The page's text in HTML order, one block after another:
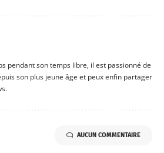
pendant son temps libre, il est passionné de
son plus jeune âge et peux enfin partager
AUCUN COMMENTAIRE